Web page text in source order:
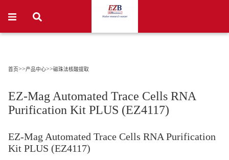
首页>>产品中心>>磁珠法核酸提取
EZ-Mag Automated Trace Cells RNA
Purification Kit PLUS (EZ4117)
EZ-Mag Automated Trace Cells RNA Purification
Kit PLUS (EZ4117)